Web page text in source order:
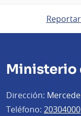
Ministerio
Dirección:
Teléfono: 20304000